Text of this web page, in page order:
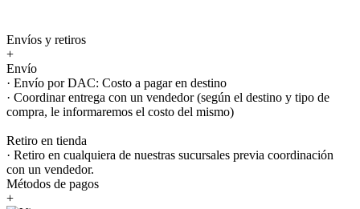
Envíos y retiros
+
Envío
· Envío por DAC: Costo a pagar en destino
· Coordinar entrega con un vendedor (según el destino y tipo de
compra, le informaremos el costo del mismo)
Retiro en tienda
· Retiro en cualquiera de nuestras sucursales previa coordinación
con un vendedor.
Métodos de pagos
+